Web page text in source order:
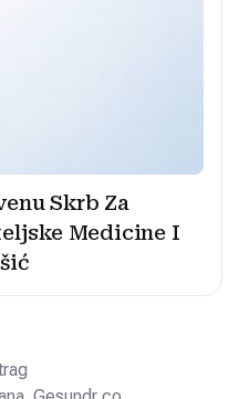
Skrb Za
Medicine I